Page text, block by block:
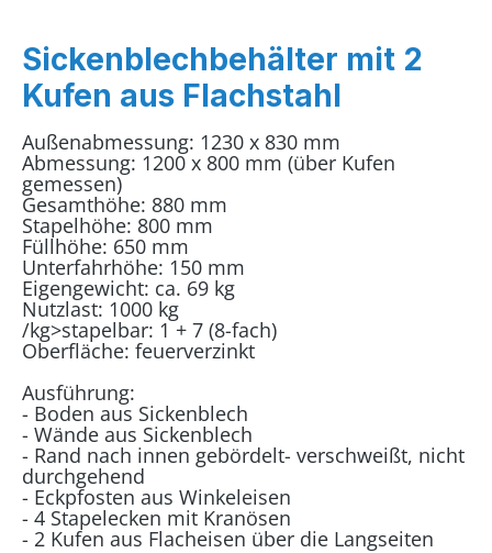
Sickenblechbehälter mit 2
Kufen aus Flachstahl
Außenabmessung: 1230 x 830 mm
Abmessung: 1200 x 800 mm (über Kufen
gemessen)
Gesamthöhe: 880 mm
Stapelhöhe: 800 mm
Füllhöhe: 650 mm
Unterfahrhöhe: 150 mm
Eigengewicht: ca. 69 kg
Nutzlast: 1000 kg
/kg>stapelbar: 1 + 7 (8-fach)
Oberfläche: feuerverzinkt
Ausführung:
- Boden aus Sickenblech
- Wände aus Sickenblech
- Rand nach innen gebördelt- verschweißt, nicht
durchgehend
- Eckpfosten aus Winkeleisen
- 4 Stapelecken mit Kranösen
- 2 Kufen aus Flacheisen über die Langseiten